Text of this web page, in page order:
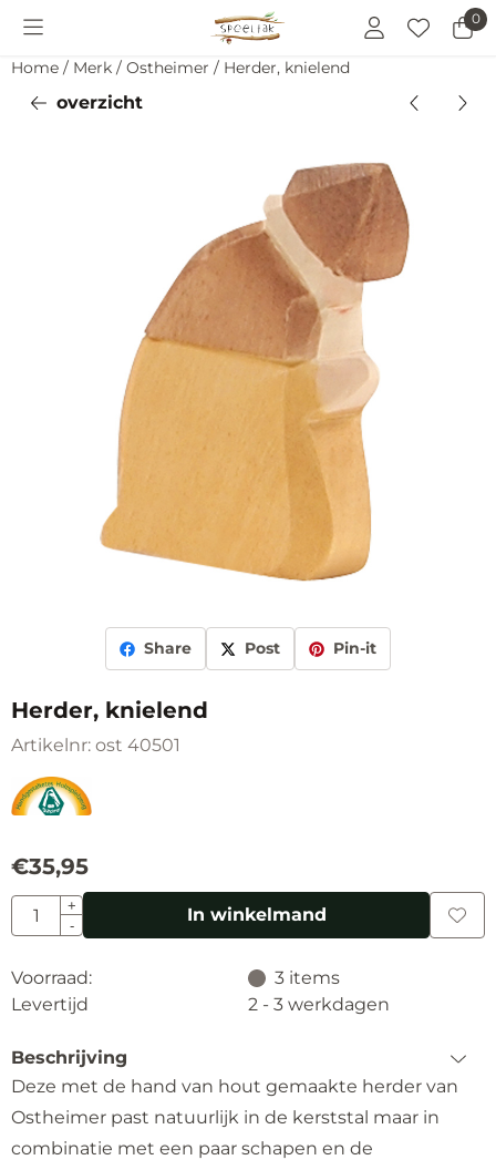
Cookievoorkeuren zijn momenteel gesloten. 0
Home / Merk / Ostheimer / Herder, knielend
overzicht
Share Post Pin-it
Herder, knielend
Artikelnr: ost 40501
€35,95
Aantal
+
-
In winkelmand
Voorraad: 3 items
Levertijd
2 - 3 werkdagen
Beschrijving
Deze met de hand van hout gemaakte herder van
Ostheimer past natuurlijk in de kerststal maar in
combinatie met een paar schapen en de